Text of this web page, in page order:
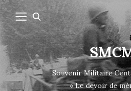
Souvenir Militaire
« Le devoir de